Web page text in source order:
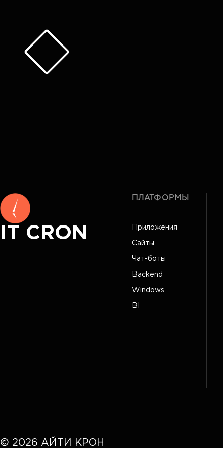
IT CRON
© 2026 АЙТИ КРОН
ПЛАТФОРМЫ
Приложения
Сайты
Чат-боты
Backend
Windows
BI